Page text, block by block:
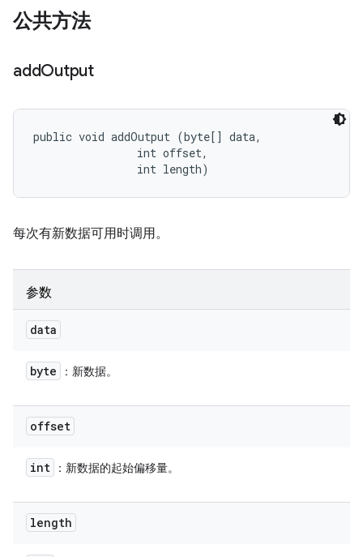
公共方法
addOutput
public void addOutput (byte[] data,
                int offset,
                int length)
每次有新数据可用时调用。
参数
data
byte ：新数据。
offset
int ：新数据的起始偏移量。
length